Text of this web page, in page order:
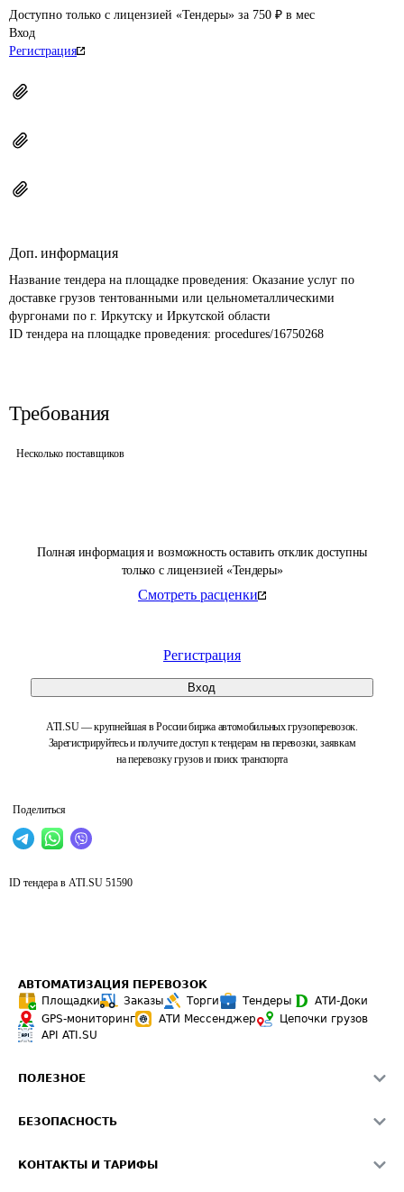
Полная информация и возможность оставить отклик доступны
только с лицензией «Тендеры»
Смотреть расценки
Регистрация
Вход
ATI.SU — крупнейшая в России биржа автомобильных грузоперевозок.
Зарегистрируйтесь и получите доступ к тендерам на перевозки, заявкам
на перевозку грузов и поиск транспорта
Поделиться
Доступно только с лицензией «Тендеры» за 750 ₽ в мес
Вход
Регистрация
Доп. информация
Название тендера на площадке проведения: Оказание услуг по
доставке грузов тентованными или цельнометаллическими
фургонами по г. Иркутску и Иркутской области
ID тендера на площадке проведения: procedures/16750268
Требования
Несколько поставщиков
ID тендера в ATI.SU 51590
АВТОМАТИЗАЦИЯ ПЕРЕВОЗОК
Площадки
Заказы Торги Тендеры
АТИ-Доки
GPS-мониторинг
АТИ Мессенджер
Цепочки грузов
API ATI.SU
ПОЛЕЗНОЕ
Звезды ATI.SU на вашем сайте
БЕЗОПАСНОСТЬ
КОНТАКТЫ И ТАРИФЫ